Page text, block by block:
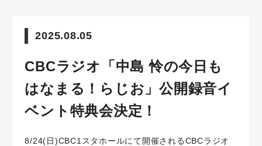
2025.08.05
CBCラジオ「中島 怜の今日も
はなまる！らじお」公開録音イ
ベント特典会決定！
8/24(日)CBC1スタホールにて開催されるCBCラジオ